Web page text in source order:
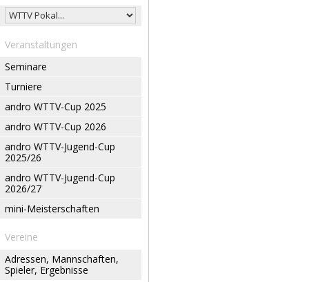
Veranstaltungen
Seminare
Turniere
andro WTTV-Cup 2025
andro WTTV-Cup 2026
andro WTTV-Jugend-Cup
2025/26
andro WTTV-Jugend-Cup
2026/27
mini-Meisterschaften
Vereine
Adressen, Mannschaften,
Spieler, Ergebnisse